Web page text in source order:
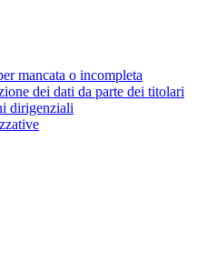
mancata o incompleta
dei dati da parte dei titolari
dirigenziali